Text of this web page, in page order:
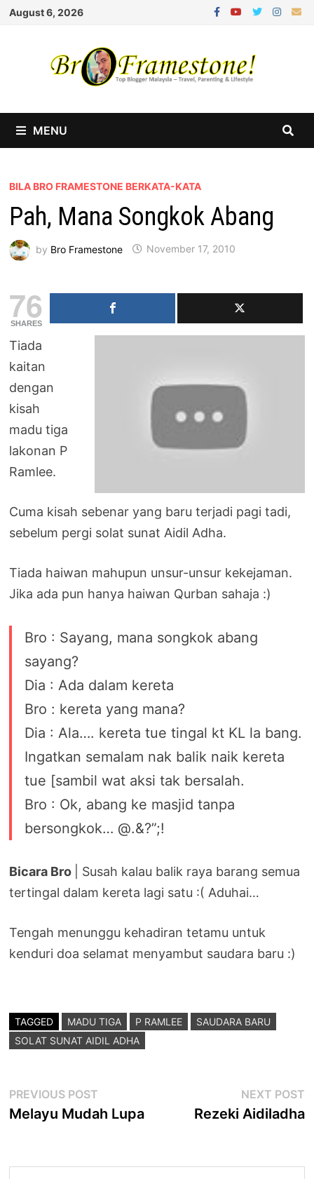
Skip
August 6, 2026
MENU
BILA BRO FRAMESTONE BERKATA-KATA
Pah, Mana Songkok Abang
by Bro Framestone November 17, 2010
76
SHARES
Tiada
kaitan
dengan
kisah
madu tiga
lakonan P
Ramlee.
Cuma kisah sebenar yang baru terjadi pagi tadi,
sebelum pergi solat sunat Aidil Adha.
Tiada haiwan mahupun unsur-unsur kekejaman.
Jika ada pun hanya haiwan Qurban sahaja :)
Bro : Sayang, mana songkok abang
sayang?
Dia : Ada dalam kereta
Bro : kereta yang mana?
Dia : Ala…. kereta tue tingal kt KL la bang.
Ingatkan semalam nak balik naik kereta
tue [sambil wat aksi tak bersalah.
Bro : Ok, abang ke masjid tanpa
bersongkok… @.&?”;!
Bicara Bro
| Susah kalau balik raya barang semua
tertingal dalam kereta lagi satu :( Aduhai…
Tengah menunggu kehadiran tetamu untuk
kenduri doa selamat menyambut saudara baru :)
TAGGED MADU TIGA P RAMLEE
SAUDARA BARU
SOLAT SUNAT AIDIL ADHA
Post
navigation
PREVIOUS POST
post:
Melayu Mudah Lupa
NEXT POST
Rezeki Aidiladha